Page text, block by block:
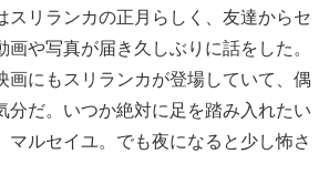
スリランカの正月らしく、友達からセ
画や写真が届き久しぶりに話をした。
画にもスリランカが登場していて、偶
分だ。いつか絶対に足を踏み入れたい
マルセイユ。でも夜になると少し怖さ